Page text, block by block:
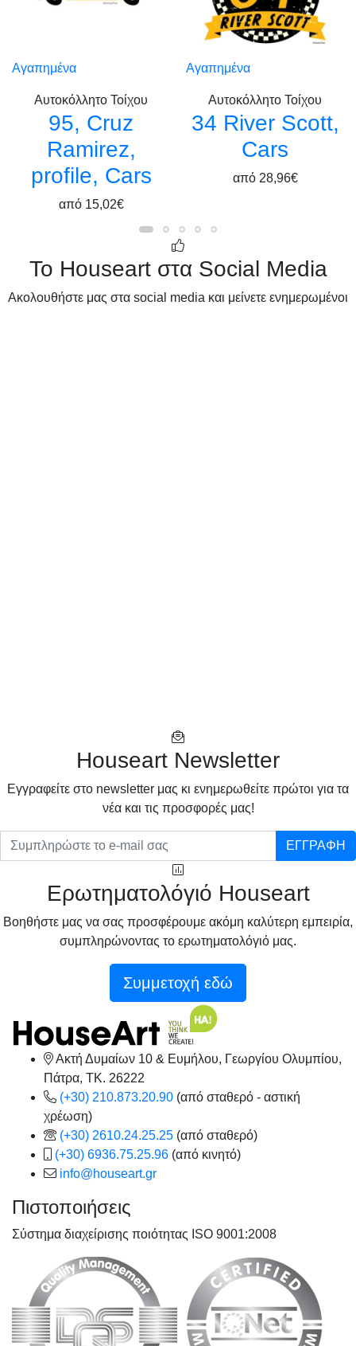
Αγαπημένα
Αυτοκόλλητο Τοίχου
95, Cruz
Ramirez,
profile, Cars
από 15,02€
Αγαπημένα
Αυτοκόλλητο Τοίχου
34 River Scott,
Cars
από 28,96€
Το Houseart στα Social Media
Ακολουθήστε μας στα social media και μείνετε ενημερωμένοι
Houseart Newsletter
Eγγραφείτε στο newsletter μας κι ενημερωθείτε πρώτοι για τα
νέα και τις προσφορές μας!
ΕΓΓΡΑΦΗ
Ερωτηματολόγιό Houseart
Βοηθήστε μας να σας προσφέρουμε ακόμη καλύτερη εμπειρία,
συμπληρώνοντας το ερωτηματολόγιό μας.
Συμμετοχή εδώ
Ακτή Δυμαίων 10 & Ευμήλου, Γεωργίου Ολυμπίου,
Πάτρα, TK. 26222
(+30) 210.873.20.90 (από σταθερό - αστική
χρέωση)
(+30) 2610.24.25.25 (από σταθερό)
(+30) 6936.75.25.96 (από κινητό)
info@houseart.gr
Πιστοποιήσεις
Σύστημα διαχείρισης ποιότητας ISO 9001:2008